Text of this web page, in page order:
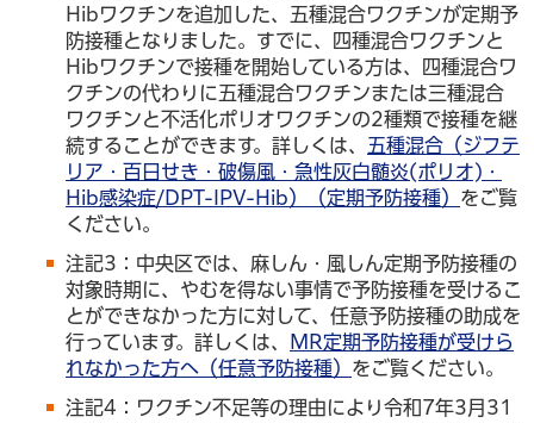
Hibワクチンを追加した、五種混合ワクチンが定期予
防接種となりました。すでに、四種混合ワクチンと
Hibワクチンで接種を開始している方は、四種混合ワ
クチンの代わりに五種混合ワクチンまたは三種混合
ワクチンと不活化ポリオワクチンの2種類で接種を継
続することができます。詳しくは、 五種混合（ジフテ
リア・百日せき・破傷風・急性灰白髄炎(ポリオ)・
Hib感染症/DPT-IPV-Hib）（定期予防接種） をご覧
ください。
注記3：中央区では、麻しん・風しん定期予防接種の
対象時期に、やむを得ない事情で予防接種を受けるこ
とができなかった方に対して、任意予防接種の助成を
行っています。詳しくは、
MR定期予防接種が受けら
れなかった方へ（任意予防接種） をご覧ください。
注記4：ワクチン不足等の理由により令和7年3月31